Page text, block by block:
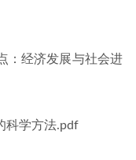
：经济发展与社会进
科学方法.pdf